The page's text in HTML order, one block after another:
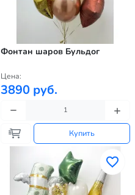
Фонтан шаров Бульдог
Цена:
3890 руб.
Купить